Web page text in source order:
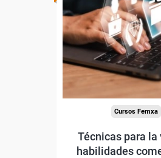
Para
trabajadores y
-Grandes
Cursos Femxa
Técnicas para la
habilidades